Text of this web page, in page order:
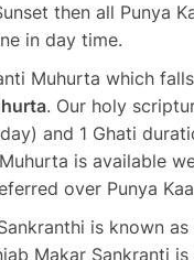
then all Punya
in day time.
Muhurta which
. Our holy
and 1 Ghati
is available
over Punya
is known as
Makar Sankranti